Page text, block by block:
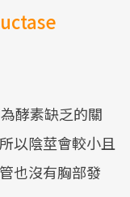
酵素缺乏的關
以陰莖會較小且
也沒有胸部發